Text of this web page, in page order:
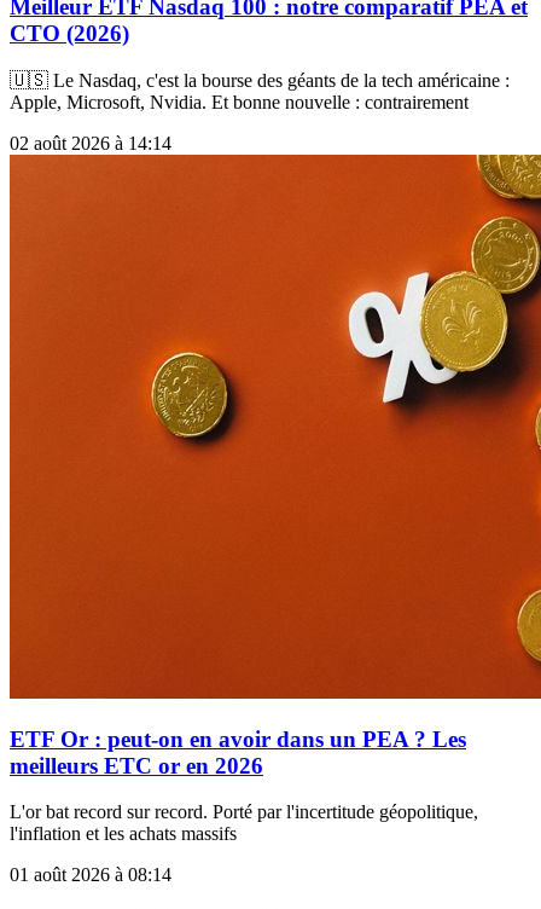
Meilleur ETF Nasdaq 100 : notre comparatif PEA et
CTO (2026)
🇺🇸 Le Nasdaq, c'est la bourse des géants de la tech américaine :
Apple, Microsoft, Nvidia. Et bonne nouvelle : contrairement
02 août 2026 à 14:14
ETF Or : peut-on en avoir dans un PEA ? Les
meilleurs ETC or en 2026
L'or bat record sur record. Porté par l'incertitude géopolitique,
l'inflation et les achats massifs
01 août 2026 à 08:14